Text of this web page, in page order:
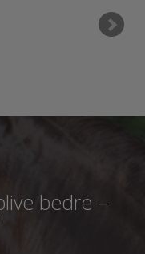
bedre –